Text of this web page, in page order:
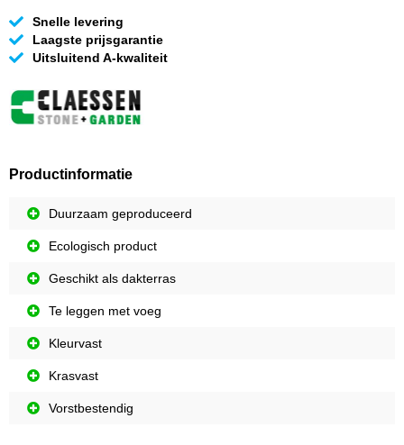
Snelle levering
Laagste prijsgarantie
Uitsluitend A-kwaliteit
Productinformatie
Duurzaam geproduceerd
Ecologisch product
Geschikt als dakterras
Te leggen met voeg
Kleurvast
Krasvast
Vorstbestendig